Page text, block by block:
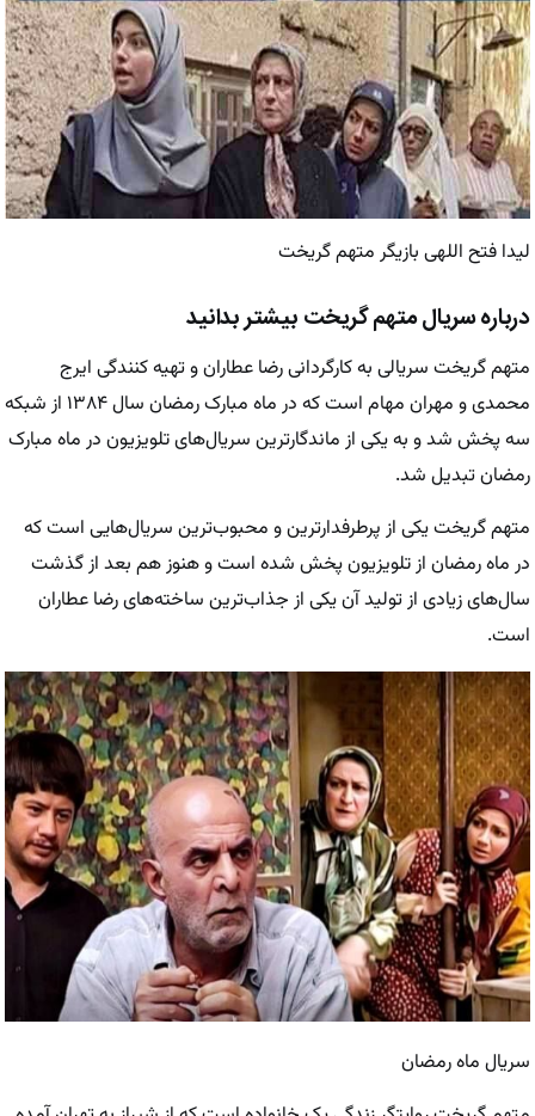
لیدا فتح اللهی بازیگر متهم گریخت
درباره سریال متهم گریخت بیشتر بدانید
متهم گریخت سریالی به کارگردانی رضا عطاران و تهیه کنندگی ایرج
محمدی و مهران مهام است که در ماه مبارک رمضان سال ۱۳۸۴ از شبکه
سه پخش شد و به یکی از ماندگارترین سریال‌های تلویزیون در ماه مبارک
رمضان تبدیل شد.
متهم گریخت یکی از پرطرفدارترین و محبوب‌ترین سریال‌هایی است که
در ماه رمضان از تلویزیون پخش شده است و هنوز هم بعد از گذشت
سال‌های زیادی از تولید آن یکی از جذاب‌ترین ساخته‌های رضا عطاران
است.
سریال ماه رمضان